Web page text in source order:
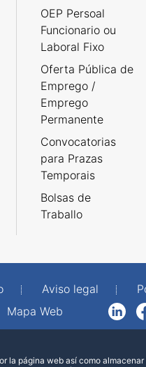
OEP Persoal
Funcionario ou
Laboral Fixo
Oferta Pública de
Emprego /
Emprego
Permanente
Convocatorias
para Prazas
Temporais
Bolsas de
Traballo
Aviso legal
Mapa Web
LinkedInFacebook
la página web así como